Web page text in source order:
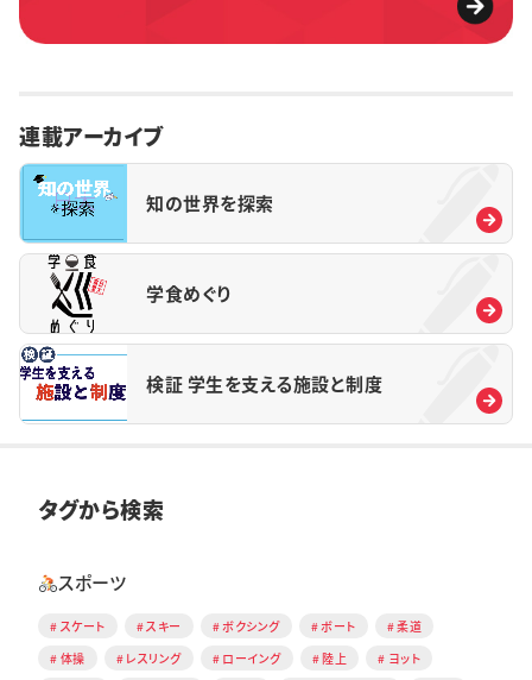
連載アーカイブ
知の世界を探索
学食めぐり
検証 学生を支える施設と制度
タグから検索
スポーツ
スケート スキー ボクシング ボート
柔道
体操
レスリング ローイング 陸上 ヨット